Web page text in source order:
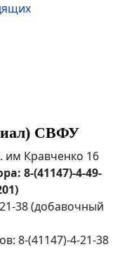
СВФУ
им Кравченко 16
8-(41147)-4-49-
38 (добавочный
8-(41147)-4-21-38